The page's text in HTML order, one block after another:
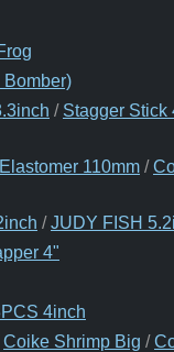
/ Stagger Stick
110mm /
/JUDY FISH
4"
4inch
Coike Shrimp Big /